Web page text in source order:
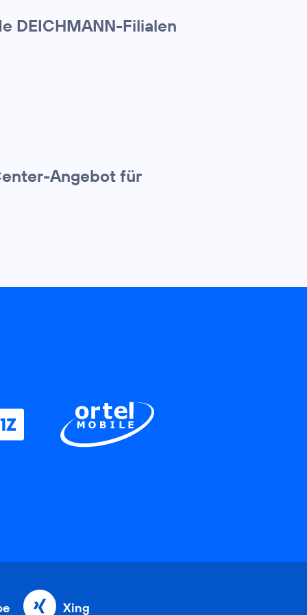
DEICHMANN-Filialen
Angebot für
Xing